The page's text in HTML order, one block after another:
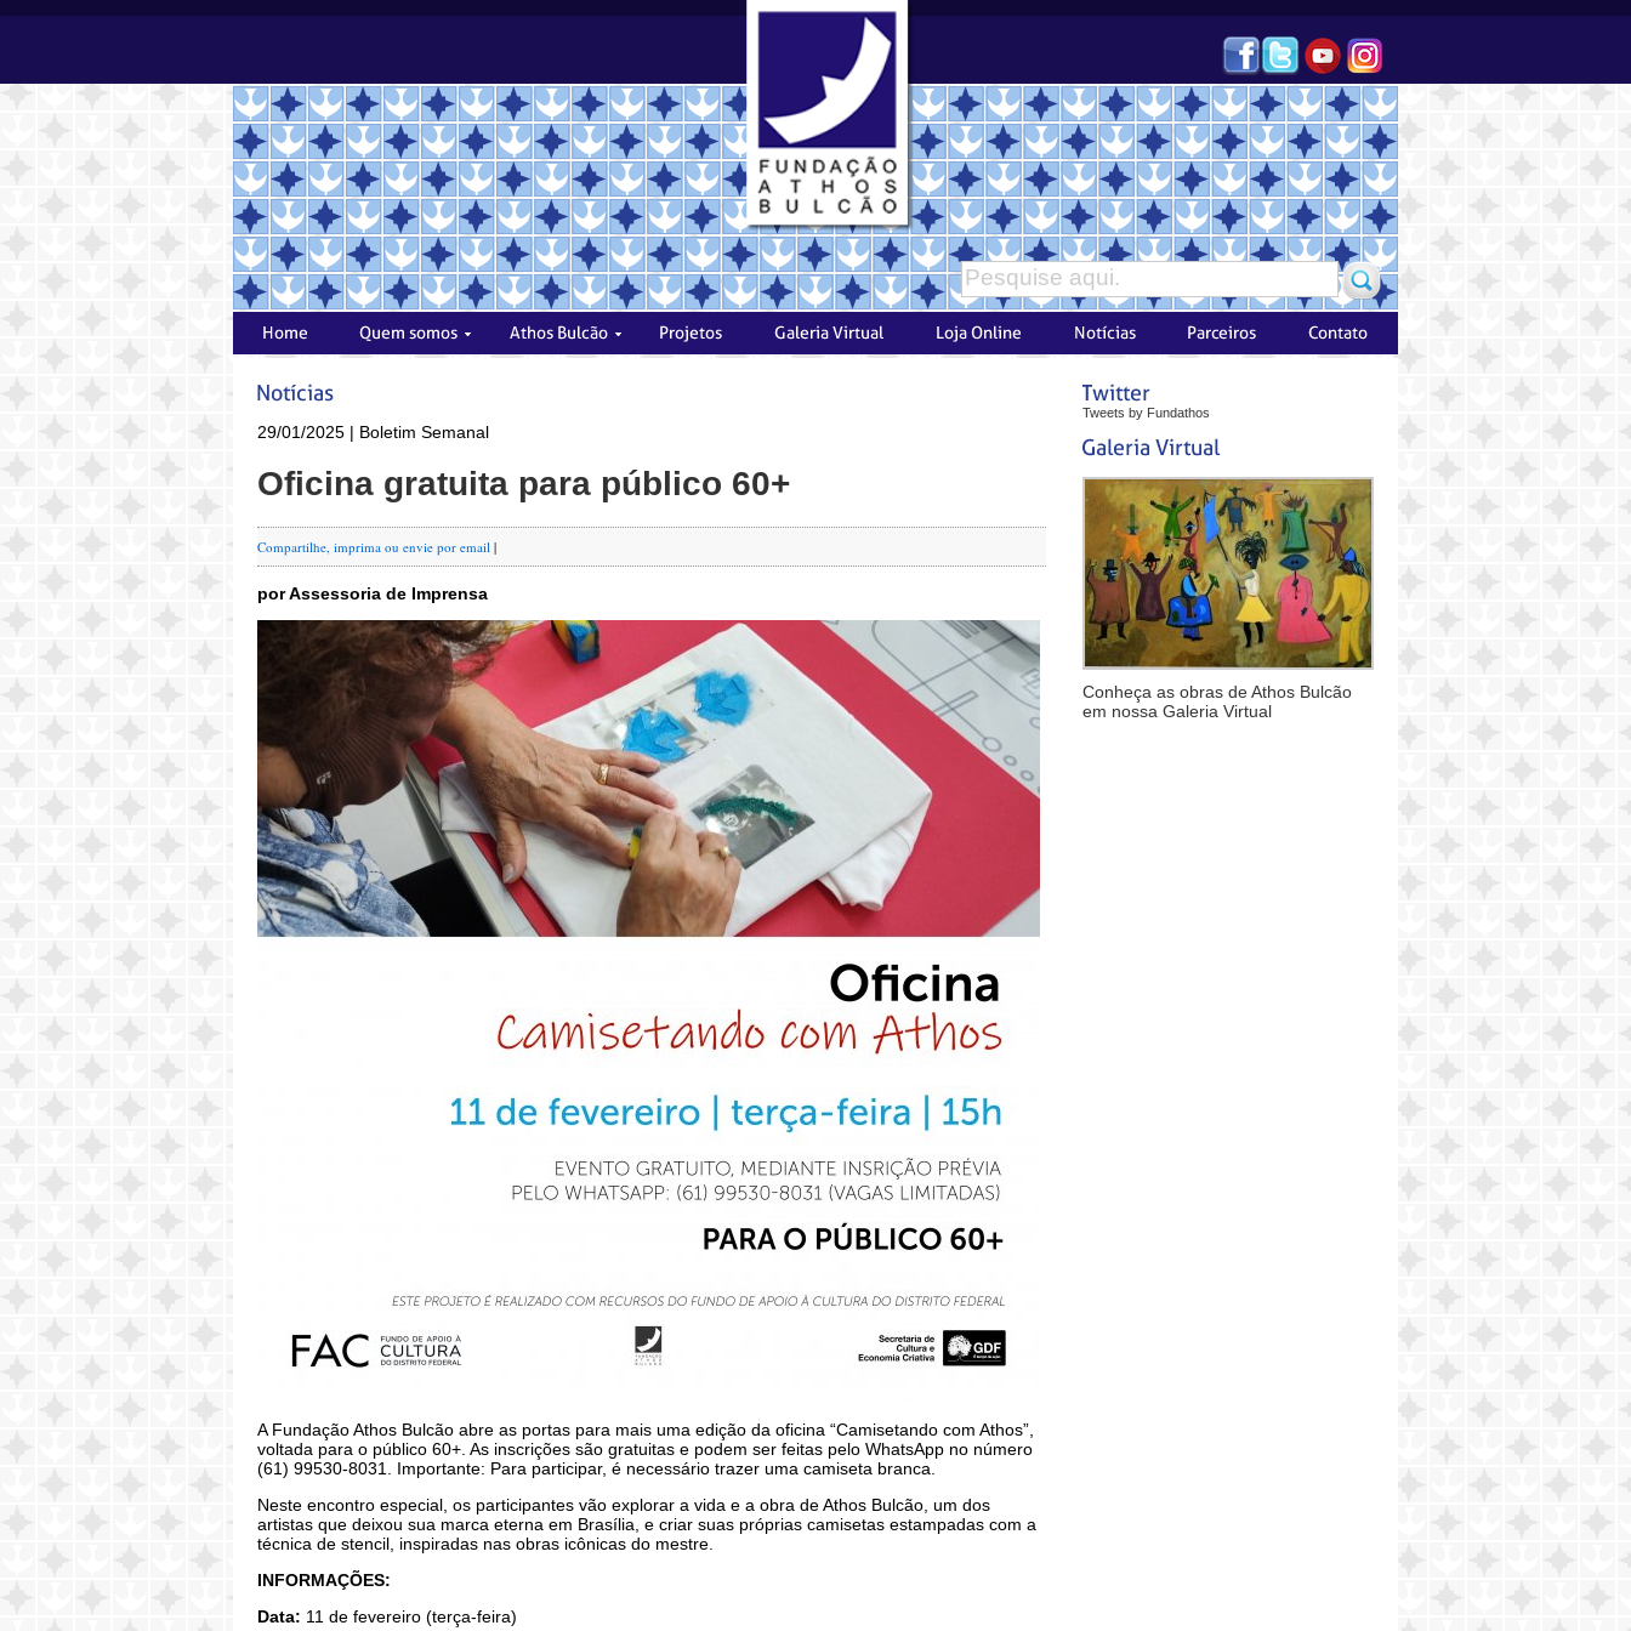
29/01/2025 | Boletim Semanal
Oficina gratuita para público 60+
Compartilhe, imprima ou envie por email |
por Assessoria de Imprensa
A Fundação Athos Bulcão abre as portas para mais uma edição da oficina “Camisetando com Athos”,
voltada para o público 60+. As inscrições são gratuitas e podem ser feitas pelo WhatsApp no número
(61) 99530-8031. Importante: Para participar, é necessário trazer uma camiseta branca.
Neste encontro especial, os participantes vão explorar a vida e a obra de Athos Bulcão, um dos
artistas que deixou sua marca eterna em Brasília, e criar suas próprias camisetas estampadas com a
técnica de stencil, inspiradas nas obras icônicas do mestre.
INFORMAÇÕES:
Data: 11 de fevereiro (terça-feira)
Tweets by Fundathos
Conheça as obras de Athos Bulcão
em nossa Galeria Virtual